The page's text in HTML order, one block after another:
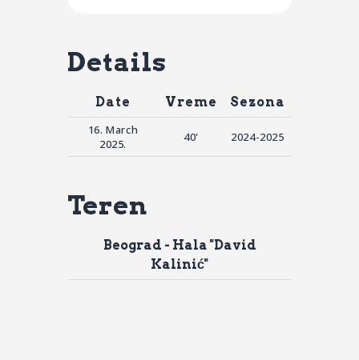
Details
Date Vreme Sezona
16. March
2025.
40' 2024-2025
Teren
Beograd - Hala "David
Kalinić"